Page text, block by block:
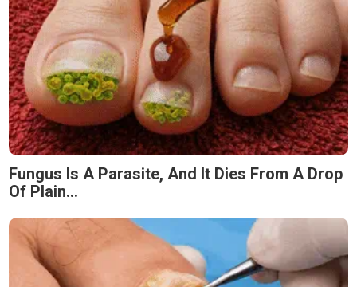
Fungus Is A Parasite, And It Dies From A Drop
Of Plain...